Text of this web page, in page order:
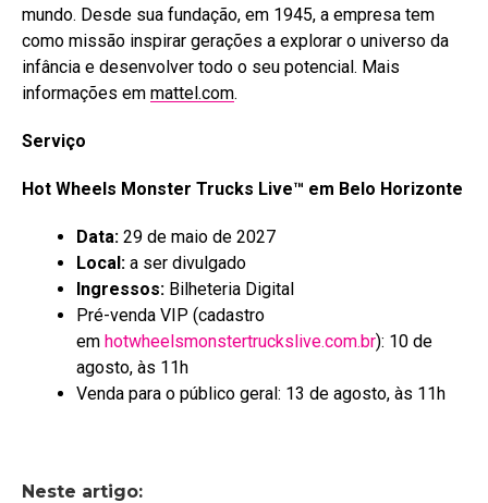
mundo. Desde sua fundação, em 1945, a empresa tem
como missão inspirar gerações a explorar o universo da
infância e desenvolver todo o seu potencial. Mais
informações em mattel.com.
Serviço
Hot Wheels Monster Trucks Live™ em Belo Horizonte
Data: 29 de maio de 2027
Local: a ser divulgado
Ingressos: Bilheteria Digital
Pré-venda VIP (cadastro
em hotwheelsmonstertruckslive.com.br): 10 de
agosto, às 11h
Venda para o público geral: 13 de agosto, às 11h
Neste artigo: